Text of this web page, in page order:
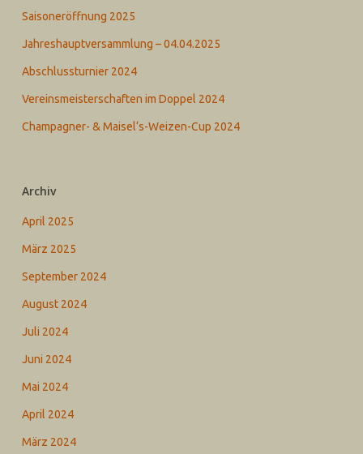
Saisoneröffnung 2025
Jahreshauptversammlung – 04.04.2025
Abschlussturnier 2024
Vereinsmeisterschaften im Doppel 2024
Champagner- & Maisel‘s-Weizen-Cup 2024
Archiv
April 2025
März 2025
September 2024
August 2024
Juli 2024
Juni 2024
Mai 2024
April 2024
März 2024